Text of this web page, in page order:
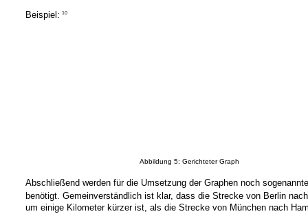
Beispiel: 10
Abbildung 5: Gerichteter Graph
Abschließend werden für die Umsetzung der Graphen noch
benötigt. Gemeinverständlich ist klar, dass die Strecke von Berlin
um einige Kilometer kürzer ist, als die Strecke von München nach